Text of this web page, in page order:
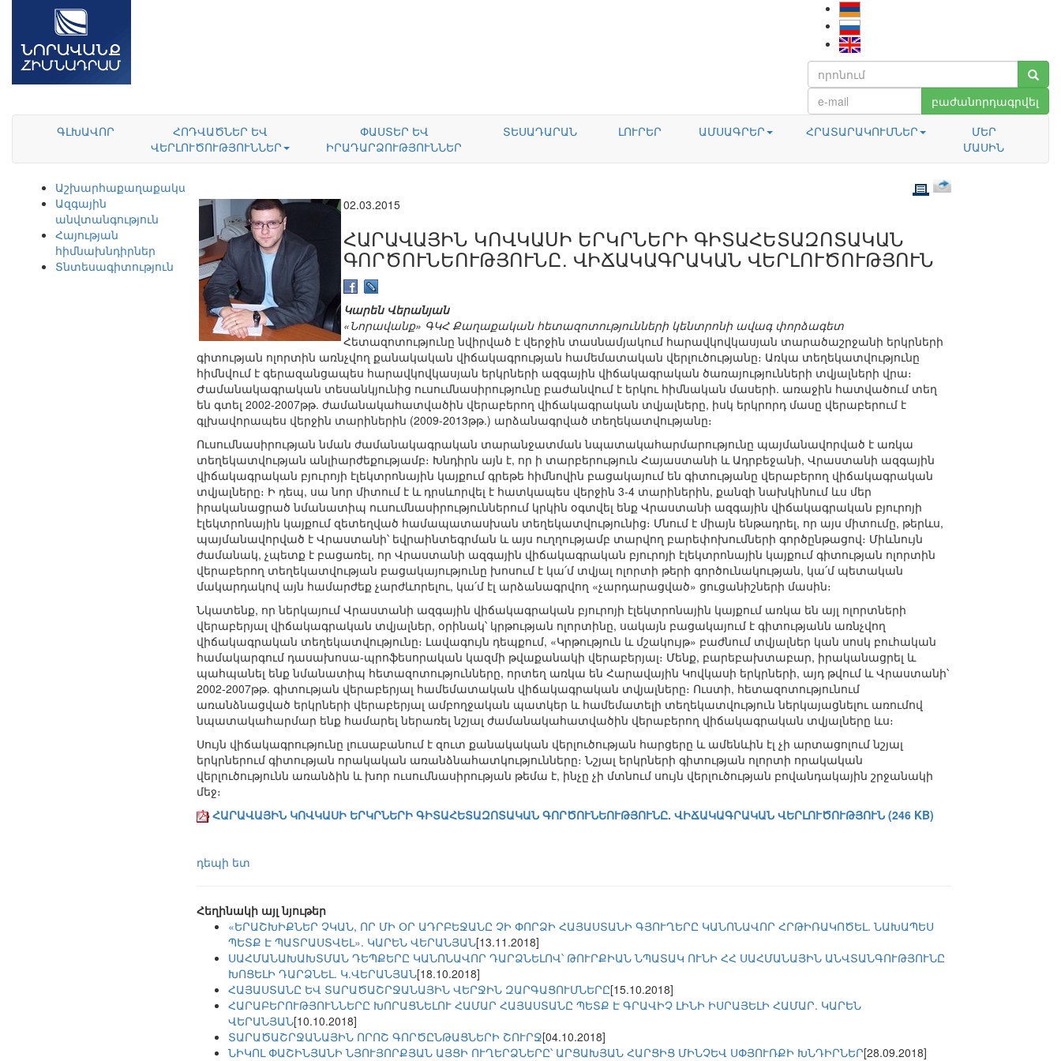
բաժանորդագրվել
ԳԼԽԱՎՈՐ
ՀՈԴՎԱԾՆԵՐ ԵՎ
ՎԵՐԼՈՒԾՈՒԹՅՈՒՆՆԵՐ
ՓԱՍՏԵՐ ԵՎ
ԻՐԱԴԱՐՁՈՒԹՅՈՒՆՆԵՐ
ՏԵՍԱԴԱՐԱՆ ԼՈՒՐԵՐ ԱՄՍԱԳՐԵՐ ՀՐԱՏԱՐԱԿՈՒՄՆԵՐ
ՄԵՐ
ՄԱՍԻՆ
Աշխարհաքաղաքականություն
Ազգային
անվտանգություն
Հայության
հիմնախնդիրներ
Տնտեսագիտություն
02.03.2015
ՀԱՐԱՎԱՅԻՆ ԿՈՎԿԱՍԻ ԵՐԿՐՆԵՐԻ ԳԻՏԱՀԵՏԱԶՈՏԱԿԱՆ
ԳՈՐԾՈՒՆԵՈՒԹՅՈՒՆԸ. ՎԻՃԱԿԱԳՐԱԿԱՆ ՎԵՐԼՈՒԾՈՒԹՅՈՒՆ
Կարեն Վերանյան
«Նորավանք» ԳԿՀ Քաղաքական հետազոտությունների կենտրոնի ավագ փորձագետ
Հետազոտությունը նվիրված է վերջին տասնամյակում հարավկովկասյան տարածաշրջանի երկրների
գիտության ոլորտին առնչվող քանակական վիճակագրության համեմատական վերլուծությանը։ Առկա տեղեկատվությունը
հիմնվում է գերազանցապես հարավկովկասյան երկրների ազգային վիճակագրական ծառայությունների տվյալների վրա։
Ժամանակագրական տեսանկյունից ուսումնասիրությունը բաժանվում է երկու հիմնական մասերի. առաջին հատվածում տեղ
են գտել 2002-2007թթ. ժամանակահատվածին վերաբերող վիճակագրական տվյալները, իսկ երկրորդ մասը վերաբերում է
գլխավորապես վերջին տարիներին (2009-2013թթ.) արձանագրված տեղեկատվությանը։
Ուսումնասիրության նման ժամանակագրական տարանջատման նպատակահարմարությունը պայմանավորված է առկա
տեղեկատվության անլիարժեքությամբ։ Խնդիրն այն է, որ ի տարբերություն Հայաստանի և Ադրբեջանի, Վրաստանի ազգային
վիճակագրական բյուրոյի էլեկտրոնային կայքում գրեթե հիմնովին բացակայում են գիտությանը վերաբերող վիճակագրական
տվյալները։ Ի դեպ, սա նոր միտում է և դրսևորվել է հատկապես վերջին 3-4 տարիներին, քանզի նախկինում ևս մեր
իրականացրած նմանատիպ ուսումնասիրություններում կրկին օգտվել ենք Վրաստանի ազգային վիճակագրական բյուրոյի
էլեկտրոնային կայքում զետեղված համապատասխան տեղեկատվությունից։ Մնում է միայն ենթադրել, որ այս միտումը, թերևս,
պայմանավորված է Վրաստանի՝ եվրաինտեգրման և այս ուղղությամբ տարվող բարեփոխումների գործընթացով։ Միևնույն
ժամանակ, չպետք է բացառել, որ Վրաստանի ազգային վիճակագրական բյուրոյի էլեկտրոնային կայքում գիտության ոլորտին
վերաբերող տեղեկատվության բացակայությունը խոսում է կա՛մ տվյալ ոլորտի թերի գործունակության, կա՛մ պետական
մակարդակով այն համարժեք չարժևորելու, կա՛մ էլ արձանագրվող «չարդարացված» ցուցանիշների մասին։
Նկատենք, որ ներկայում Վրաստանի ազգային վիճակագրական բյուրոյի էլեկտրոնային կայքում առկա են այլ ոլորտների
վերաբերյալ վիճակագրական տվյալներ, օրինակ՝ կրթության ոլորտինը, սակայն բացակայում է գիտությանն առնչվող
վիճակագրական տեղեկատվությունը։ Լավագույն դեպքում, «Կրթություն և մշակույթ» բաժնում տվյալներ կան սոսկ բուհական
համակարգում դասախոսա-պրոֆեսորական կազմի թվաքանակի վերաբերյալ։ Մենք, բարեբախտաբար, իրականացրել և
պահպանել ենք նմանատիպ հետազոտությունները, որտեղ առկա են Հարավային Կովկասի երկրների, այդ թվում և Վրաստանի՝
2002-2007թթ. գիտության վերաբերյալ համեմատական վիճակագրական տվյալները։ Ուստի, հետազոտությունում
առանձնացված երկրների վերաբերյալ ամբողջական պատկեր և համեմատելի տեղեկատվություն ներկայացնելու առումով
նպատակահարմար ենք համարել ներառել նշյալ ժամանակահատվածին վերաբերող վիճակագրական տվյալները ևս։
Սույն վիճակագրությունը լուսաբանում է զուտ քանակական վերլուծության հարցերը և ամենևին էլ չի արտացոլում նշյալ
երկրներում գիտության որակական առանձնահատկությունները։ Նշյալ երկրների գիտության ոլորտի որակական
վերլուծությունն առանձին և խոր ուսումնասիրության թեմա է, ինչը չի մտնում սույն վերլուծության բովանդակային շրջանակի
մեջ։
ՀԱՐԱՎԱՅԻՆ ԿՈՎԿԱՍԻ ԵՐԿՐՆԵՐԻ ԳԻՏԱՀԵՏԱԶՈՏԱԿԱՆ ԳՈՐԾՈՒՆԵՈՒԹՅՈՒՆԸ. ՎԻՃԱԿԱԳՐԱԿԱՆ ՎԵՐԼՈՒԾՈՒԹՅՈՒՆ (246 KB)
դեպի ետ
Հեղինակի այլ նյութեր
«ԵՐԱՇԽԻՔՆԵՐ ՉԿԱՆ, ՈՐ ՄԻ ՕՐ ԱԴՐԲԵՋԱՆԸ ՉԻ ՓՈՐՁԻ ՀԱՅԱՍՏԱՆԻ ԳՅՈՒՂԵՐԸ ԿԱՆՈՆԱՎՈՐ ՀՐԹԻՌԱԿՈԾԵԼ. ՆԱԽԱՊԵՍ
ՊԵՏՔ Է ՊԱՏՐԱՍՏՎԵԼ». ԿԱՐԵՆ ՎԵՐԱՆՅԱՆ[13.11.2018]
ՍԱՀՄԱՆԱԽԱԽՏՄԱՆ ԴԵՊՔԵՐԸ ԿԱՆՈՆԱՎՈՐ ԴԱՐՁՆԵԼՈՎ՝ ԹՈՒՐՔԻԱՆ ՆՊԱՏԱԿ ՈՒՆԻ ՀՀ ՍԱՀՄԱՆԱՅԻՆ ԱՆՎՏԱՆԳՈՒԹՅՈՒՆԸ
ԽՈՑԵԼԻ ԴԱՐՁՆԵԼ. Կ.ՎԵՐԱՆՅԱՆ[18.10.2018]
ՀԱՅԱՍՏԱՆԸ ԵՎ ՏԱՐԱԾԱՇՐՋԱՆԱՅԻՆ ՎԵՐՋԻՆ ԶԱՐԳԱՑՈՒՄՆԵՐԸ[15.10.2018]
ՀԱՐԱԲԵՐՈՒԹՅՈՒՆՆԵՐԸ ԽՈՐԱՑՆԵԼՈՒ ՀԱՄԱՐ ՀԱՅԱՍՏԱՆԸ ՊԵՏՔ Է ԳՐԱՎԻՉ ԼԻՆԻ ԻՍՐԱՅԵԼԻ ՀԱՄԱՐ. ԿԱՐԵՆ
ՎԵՐԱՆՅԱՆ[10.10.2018]
ՏԱՐԱԾԱՇՐՋԱՆԱՅԻՆ ՈՐՈՇ ԳՈՐԾԸՆԹԱՑՆԵՐԻ ՇՈՒՐՋ[04.10.2018]
ՆԻԿՈԼ ՓԱՇԻՆՅԱՆԻ ՆՅՈՒՅՈՐՔՅԱՆ ԱՅՑԻ ՈՒՂԵՐՁՆԵՐԸ՝ ԱՐՑԱԽՅԱՆ ՀԱՐՑԻՑ ՄԻՆՉԵՎ ՍՓՅՈՒՌՔԻ ԽՆԴԻՐՆԵՐ[28.09.2018]